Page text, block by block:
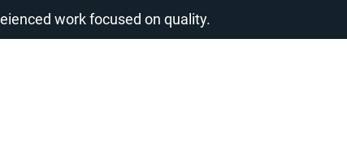
work focused on quality.